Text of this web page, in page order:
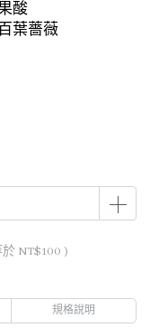
酸
葉薔薇
於 NT$100 )
規格說明